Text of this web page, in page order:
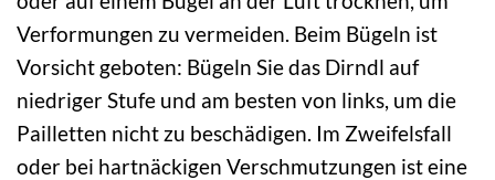
Verformungen zu vermeiden. Beim Bügeln ist
Vorsicht geboten: Bügeln Sie das Dirndl auf
niedriger Stufe und am besten von links, um die
Pailletten nicht zu beschädigen. Im Zweifelsfall
oder bei hartnäckigen Verschmutzungen ist eine